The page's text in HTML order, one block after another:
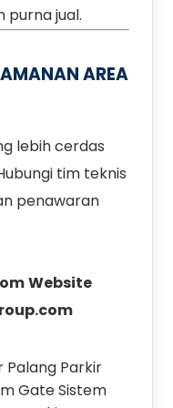
purna jual.
AREA
lebih cerdas
tim teknis
penawaran
Website
Palang Parkir
GateSistem